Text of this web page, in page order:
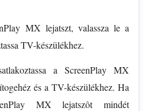
MX lejatszt, valassza le a
TV-készülékhez.
a ScreenPlay MX
és a TV-készülékhez. Ha
MX lejatszôt mindét